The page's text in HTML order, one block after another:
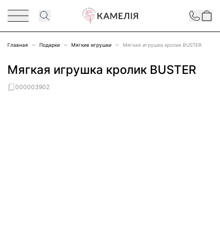
Перейти к содержимому
Contact
Главная Подарки Мягкие игрушки Мягкая игрушка кролик BUSTER
Мягкая игрушка кролик BUSTER
000003902